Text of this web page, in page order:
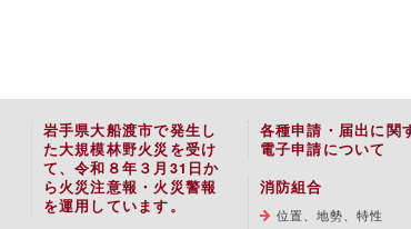
岩手県大船渡市で発生し
た大規模林野火災を受け
て、令和８年３月31日か
ら火災注意報・火災警報
を運用しています。
各種申請・届出に関
電子申請について
消防組合
位置、地勢、特性